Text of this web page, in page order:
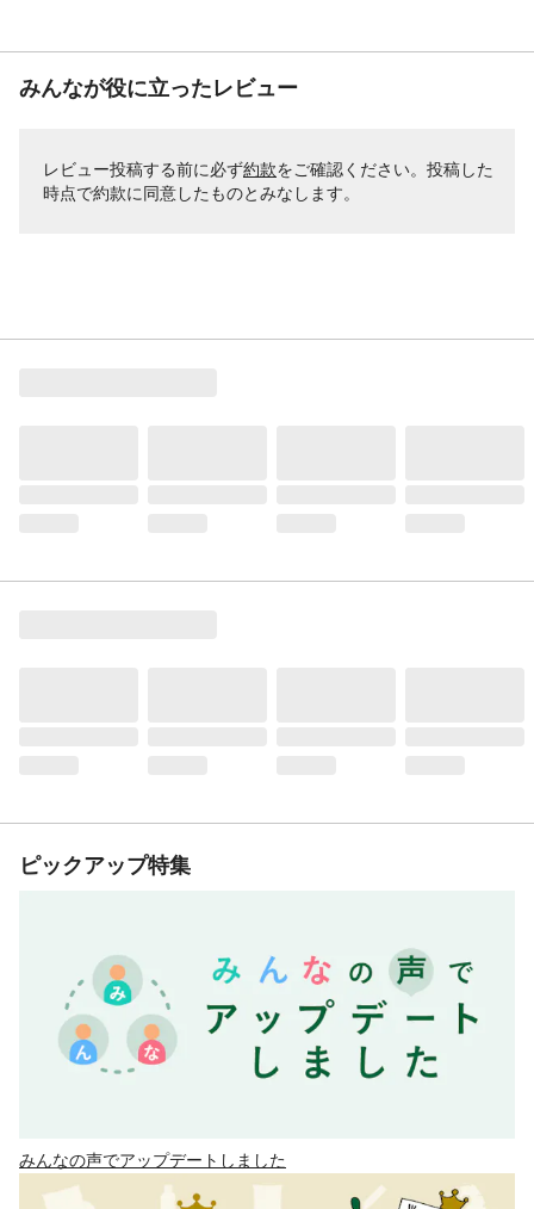
みんなが役に立ったレビュー
レビュー投稿する前に必ず約款をご確認ください。投稿した
時点で約款に同意したものとみなします。
ピックアップ特集
みんなの声でアップデートしました